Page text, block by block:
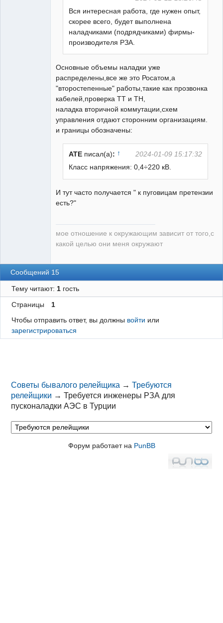
Вся интересная работа, где нужен опыт,
скорее всего, будет выполнена
наладчиками (подрядчиками) фирмы-
производителя РЗА.
Основные объемы наладки уже
распределены,все же это Росатом,а
"второстепенные" работы,такие как прозвонка
кабелей,проверка ТТ и ТН,
наладка вторичной коммутации,схем
управления отдают сторонним организациям.
и границы обозначены:
ATE писал(а): ↑
2024-01-09 15:17:32
Класс напряжения: 0,4÷220 кВ.
И тут часто получается " к пуговицам претензии
есть?"
мое отношение к окружающим зависит от того,с
какой целью они меня окружают
Сообщений 15
Тему читают: 1гость
Страницы
1
Чтобы отправить ответ, вы должны войти или
зарегистрироваться
Советы бывалого релейщика →Требуются
релейщики →Требуется инженеры РЗА для
пусконаладки АЭС в Турции
Форум работает на PunBB